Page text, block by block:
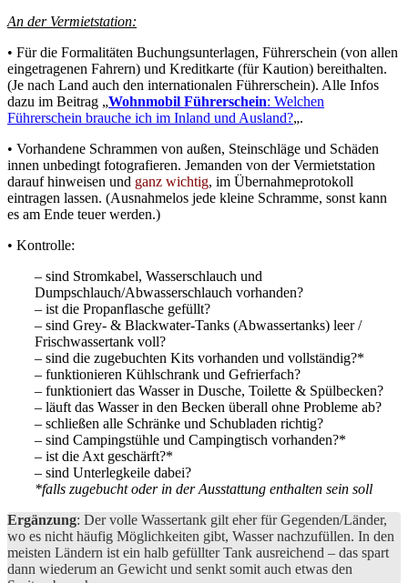
An der Vermietstation:
• Für die Formalitäten Buchungsunterlagen, Führerschein (von allen
eingetragenen Fahrern) und Kreditkarte (für Kaution) bereithalten.
(Je nach Land auch den internationalen Führerschein). Alle Infos
dazu im Beitrag „Wohnmobil Führerschein: Welchen
Führerschein brauche ich im Inland und Ausland?„.
• Vorhandene Schrammen von außen, Steinschläge und Schäden
innen unbedingt fotografieren. Jemanden von der Vermietstation
darauf hinweisen und ganz wichtig, im Übernahmeprotokoll
eintragen lassen. (Ausnahmelos jede kleine Schramme, sonst kann
es am Ende teuer werden.)
• Kontrolle:
– sind Stromkabel, Wasserschlauch und
Dumpschlauch/Abwasserschlauch vorhanden?
– ist die Propanflasche gefüllt?
– sind Grey- & Blackwater-Tanks (Abwassertanks) leer /
Frischwassertank voll?
– sind die zugebuchten Kits vorhanden und vollständig?*
– funktionieren Kühlschrank und Gefrierfach?
– funktioniert das Wasser in Dusche, Toilette & Spülbecken?
– läuft das Wasser in den Becken überall ohne Probleme ab?
– schließen alle Schränke und Schubladen richtig?
– sind Campingstühle und Campingtisch vorhanden?*
– ist die Axt geschärft?*
– sind Unterlegkeile dabei?
*falls zugebucht oder in der Ausstattung enthalten sein soll
Ergänzung: Der volle Wassertank gilt eher für Gegenden/Länder,
wo es nicht häufig Möglichkeiten gibt, Wasser nachzufüllen. In den
meisten Ländern ist ein halb gefüllter Tank ausreichend – das spart
dann wiederum an Gewicht und senkt somit auch etwas den